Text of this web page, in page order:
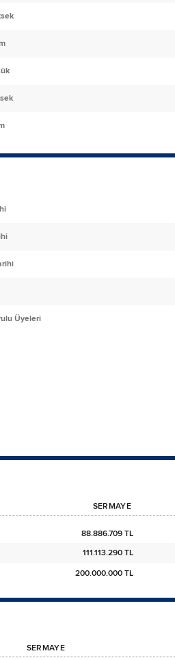
Üyeleri
SERMAYE
88.886.709 TL
111.113.290 TL
200.000.000 TL
SERMAYE